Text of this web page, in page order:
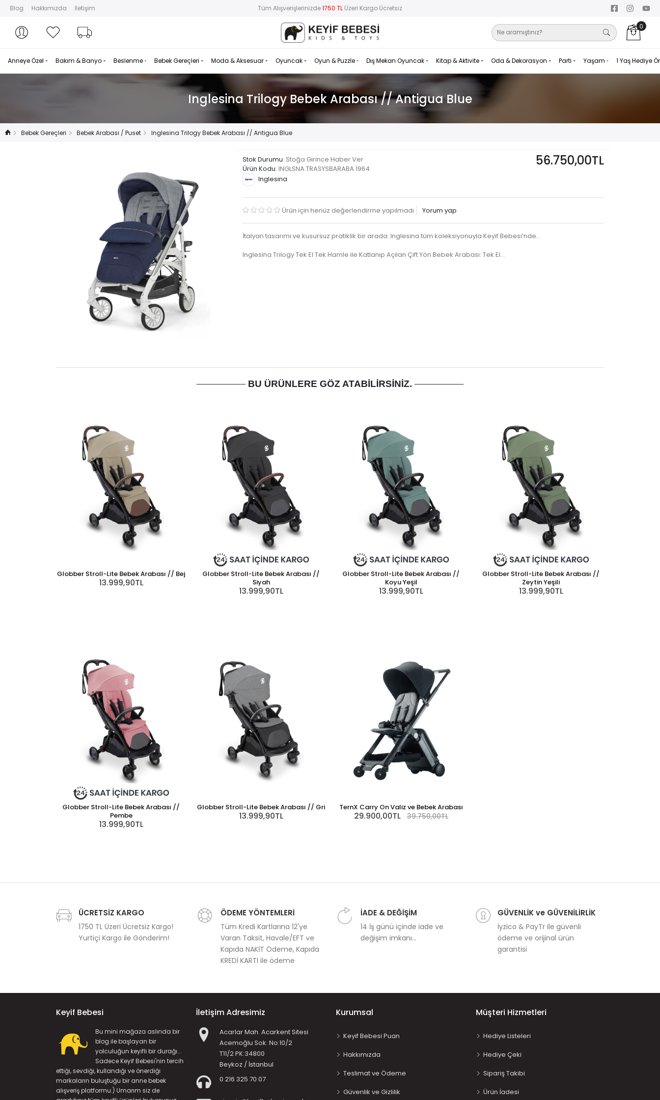
Blog Hakkımızda İletişim Tüm Alışverişlerinizde1750 TL Üzeri Kargo Ücretsiz
Hesabım
Hesabım Favorilerim 0
Anneye Özel Bakım & Banyo Beslenme Bebek Gereçleri Moda & Aksesuar Oyuncak Oyun & Puzzle Dış Mekan Oyuncak Kitap & Aktivite Oda & Dekorasyon Parti Yaşam 1 Yaş Hediye
Inglesina Trilogy Bebek Arabası // Antigua Blue
Bebek Gereçleri Bebek Arabası / Puset Inglesina Trilogy Bebek Arabası // Antigua Blue
Stok Durumu: Stoğa Girince Haber Ver
Ürün Kodu: INGLSNA.TRASYSBARABA.1964
Inglesina
56.750,00TL
Ürün için henüz değerlendirme yapılmadı Yorum yap
İtalyan tasarımı ve kusursuz pratiklik bir arada: Inglesina tüm koleksiyonuyla Keyif Bebesi’nde...
Inglesina Trilogy Tek El Tek Hamle ile Katlanıp Açılan Çift Yön Bebek Arabası: Tek El…
BU ÜRÜNLERE GÖZ ATABILIRSINIZ.
Globber Stroll-Lite Bebek Arabası // Bej
13.999,90TL
Globber Stroll-Lite Bebek Arabası //
Siyah
13.999,90TL
Globber Stroll-Lite Bebek Arabası //
Koyu Yeşil
13.999,90TL
Globber Stroll-Lite Bebek Arabası //
Zeytin Yeşili
13.999,90TL
Globber Stroll-Lite Bebek Arabası //
Pembe
13.999,90TL
Globber Stroll-Lite Bebek Arabası // Gri
13.999,90TL
TernX Carry On Valiz ve Bebek Arabası
29.900,00TL 39.750,00TL
ÜCRETSİZ KARGO
1750 TL Üzeri Ücretsiz Kargo!
Yurtiçi Kargo ile Gönderim!
ÖDEME YÖNTEMLERİ
Tüm Kredi Kartlarına 12'ye
Varan Taksit, Havale/EFT ve
Kapıda NAKİT Ödeme, Kapıda
KREDİ KARTI ile ödeme
İADE & DEĞİŞİM
14 İş günü içinde iade ve
değişim imkanı...
GÜVENLİK ve GÜVENİLİRLİK
İyzico & PayTr ile güvenli
ödeme ve orijinal ürün
garantisi
Keyif Bebesi
Bu mini mağaza aslında bir
blog ile başlayan bir
yolculuğun keyifli bir durağı...
Sadece Keyif Bebesi'nin tercih
ettiği, sevdiği, kullandığı ve önerdiği
markaların buluştuğu bir anne bebek
alışveriş platformu:) Umarım siz de
İletişim Adresimiz
Acarlar Mah. Acarkent Sitesi
Acemoğlu Sok. No:10/2
T11/2 PK:34800
Beykoz / İstanbul
0 216 325 70 07
Kurumsal
Keyif Bebesi Puan
Hakkımızda
Teslimat ve Ödeme
Güvenlik ve Gizlilik
Müşteri Hizmetleri
Hediye Listeleri
Hediye Çeki
Sipariş Takibi
Ürün İadesi